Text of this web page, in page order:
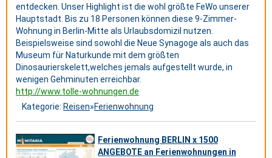
entdecken. Unser Highlight ist die wohl größte FeWo unserer
Hauptstadt. Bis zu 18 Personen können diese 9-Zimmer-
Wohnung in Berlin-Mitte als Urlaubsdomizil nutzen.
Beispielsweise sind sowohl die Neue Synagoge als auch das
Museum für Naturkunde mit dem größten
Dinosaurierskelett,welches jemals aufgestellt wurde, in
wenigen Gehminuten erreichbar.
http://www.tolle-wohnungen.de
Kategorie: Reisen»Ferienwohnung
Ferienwohnung BERLIN x 1500
ANGEBOTE an Ferienwohnungen in